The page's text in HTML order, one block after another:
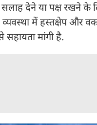
सलाह देने या पक्ष रखने
में हस्तक्षेप और
सहायता मांगी है.